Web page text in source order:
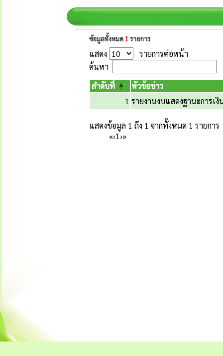
ข้อมูลทั้งหมด 1 รายการ
แสดง
รายการต่อหน้า
ค้นหา
ลำดับที่
หัวข้อข่าว
1 รายงานงบแสดงฐานะการ
แสดงข้อมูล 1 ถึง 1 จากทั้งหมด 1 รายการ
«‹1›»